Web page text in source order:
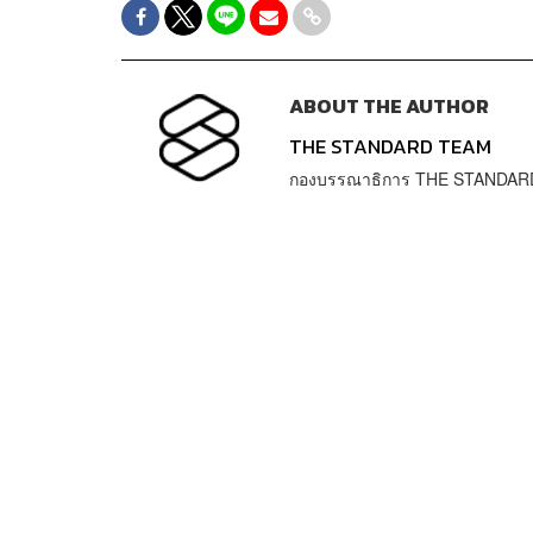
ABOUT THE AUTHOR
THE STANDARD TEAM
กองบรรณาธิการ THE